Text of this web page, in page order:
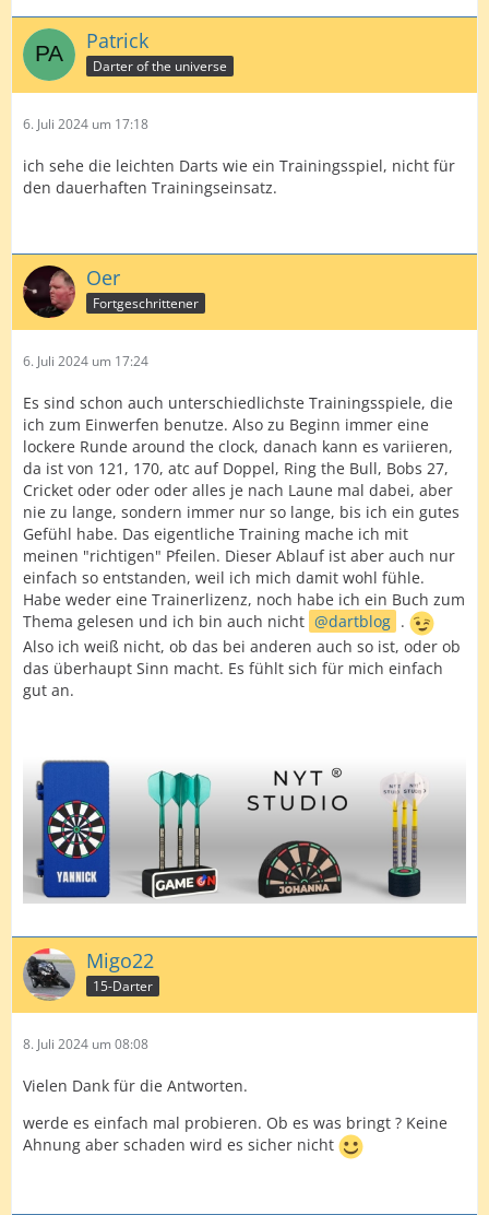
Patrick
Darter of the universe
6. Juli 2024 um 17:18
ich sehe die leichten Darts wie ein Trainingsspiel, nicht für
den dauerhaften Trainingseinsatz.
Oer
Fortgeschrittener
6. Juli 2024 um 17:24
Es sind schon auch unterschiedlichste Trainingsspiele, die
ich zum Einwerfen benutze. Also zu Beginn immer eine
lockere Runde around the clock, danach kann es variieren,
da ist von 121, 170, atc auf Doppel, Ring the Bull, Bobs 27,
Cricket oder oder oder alles je nach Laune mal dabei, aber
nie zu lange, sondern immer nur so lange, bis ich ein gutes
Gefühl habe. Das eigentliche Training mache ich mit
meinen "richtigen" Pfeilen. Dieser Ablauf ist aber auch nur
einfach so entstanden, weil ich mich damit wohl fühle.
Habe weder eine Trainerlizenz, noch habe ich ein Buch zum
Thema gelesen und ich bin auch nicht
dartblog .
Also ich weiß nicht, ob das bei anderen auch so ist, oder ob
das überhaupt Sinn macht. Es fühlt sich für mich einfach
gut an.
Migo22
15-Darter
8. Juli 2024 um 08:08
Vielen Dank für die Antworten.
werde es einfach mal probieren. Ob es was bringt ? Keine
Ahnung aber schaden wird es sicher nicht